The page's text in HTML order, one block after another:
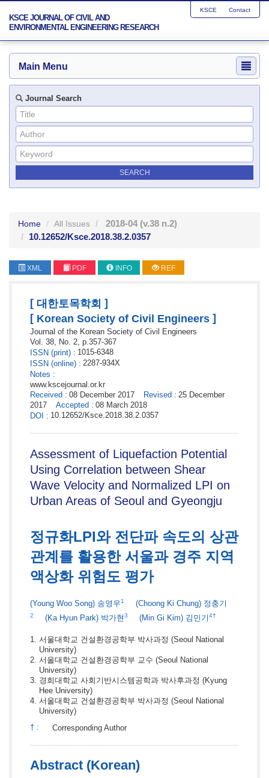
KSCE JOURNAL OF CIVIL AND
ENVIRONMENTAL ENGINEERING RESEARCH
KSCE Contact
Main Menu
Journal Search
Home All Issues 2018-04 (v.38 n.2)
10.12652/Ksce.2018.38.2.0357
XML PDF INFO REF
[ 대한토목학회 ]
[ Korean Society of Civil Engineers ]
Journal of the Korean Society of Civil Engineers
Vol. 38, No. 2, p. 357-367
ISSN (print) : 1015-6348
ISSN (online) : 2287-934X
Notes :
www.kscejournal.or.kr
Received : 08 December 2017 Revised : 25 December
2017
Accepted : 08 March 2018
DOI : 10.12652/Ksce.2018.38.2.0357
Assessment of Liquefaction Potential
Using Correlation between Shear
Wave Velocity and Normalized LPI on
Urban Areas of Seoul and Gyeongju
정규화LPI와 전단파 속도의 상관
관계를 활용한 서울과 경주 지역
액상화 위험도 평가
(Young Woo Song) 송영우1 (Choong Ki Chung) 정충기
2 (Ka Hyun Park) 박가현3 (Min Gi Kim) 김민기4†
서울대학교 건설환경공학부 박사과정 (Seoul National
University)
서울대학교 건설환경공학부 교수 (Seoul National
University)
경희대학교 사회기반시스템공학과 박사후과정 (Kyung
Hee University)
서울대학교 건설환경공학부 박사과정 (Seoul National
University)
† : Corresponding Author
Abstract (Korean)